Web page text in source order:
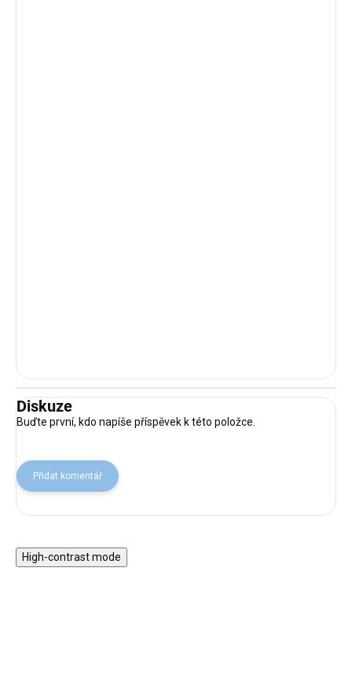
Diskuze
Buďte první, kdo napíše příspěvek k této položce.
Přidat komentář
High-contrast mode